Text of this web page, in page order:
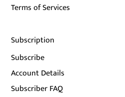
Terms of Services
Subscription
Subscribe
Account Details
Subscriber FAQ